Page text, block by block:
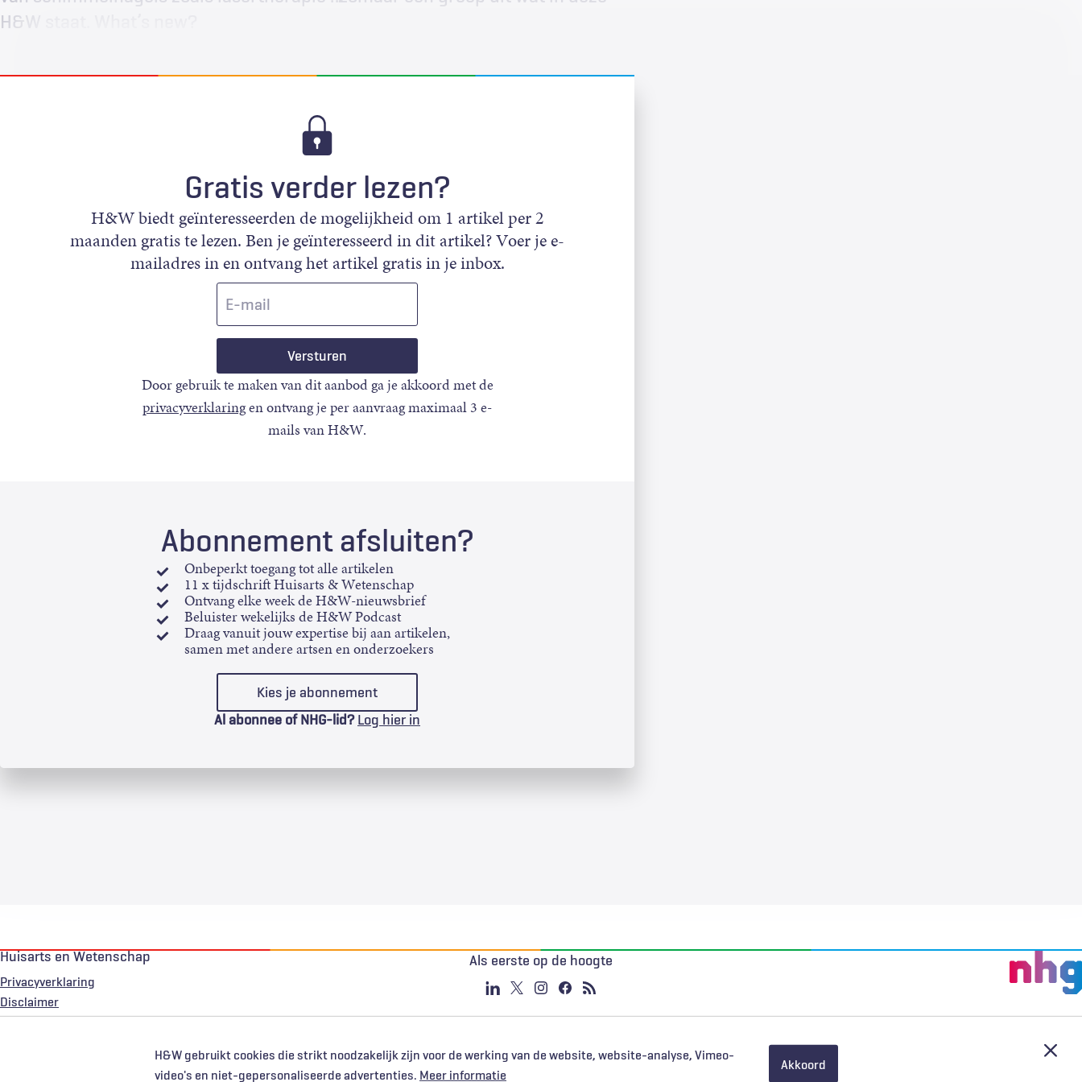
H&W gebruikt cookies die strikt noodzakelijk zijn voor de werking van de website, website-analyse, Vimeo-
video's en niet-gepersonaliseerde advertenties. Meer informatie
Akkoord
H&W staat. What’s new?
Gratis verder lezen?
H&W biedt geïnteresseerden de mogelijkheid om 1 artikel per 2
maanden gratis te lezen. Ben je geïnteresseerd in dit artikel? Voer je e-
mailadres in en ontvang het artikel gratis in je inbox.
Door gebruik te maken van dit aanbod ga je akkoord met de
privacyverklaringen ontvang je per aanvraag maximaal 3 e-
mails van H&W.
Abonnement afsluiten?
Onbeperkt toegang tot alle artikelen
11 x tijdschrift Huisarts & Wetenschap
Ontvang elke week de H&W-nieuwsbrief
Beluister wekelijks de H&W Podcast
Draag vanuit jouw expertise bij aan artikelen,
samen met andere artsen en onderzoekers
Kies je abonnement
Al abonnee of NHG-lid? Log hier in
Huisarts en Wetenschap
Privacyverklaring
Voet
Disclaimer
Als eerste op de hoogte